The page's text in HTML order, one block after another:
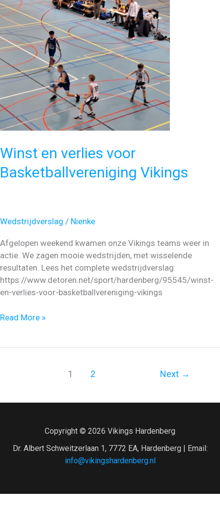
U16-
2
Winst en verlies voor
Basketballvereniging Vikings
Wedstrijdverslag / Nienke
Afgelopen weekend kwamen onze Vikings teams weer in
actie. We zagen mooie wedstrijden, met wisselende
resultaten. Lees het complete wedstrijdverslag:
https://www.detoren.net/sport/hardenberg/95545/winst-
en-verlies-voor-basketballvereniging-vikings
Winst
Read More »
1 2 Next →
Copyright © 2026 Vikings Hardenberg
Dr. Albert Schweitzerlaan 1, 7772 EA, Hardenberg | Email:
info@vikingshardenberg.nl